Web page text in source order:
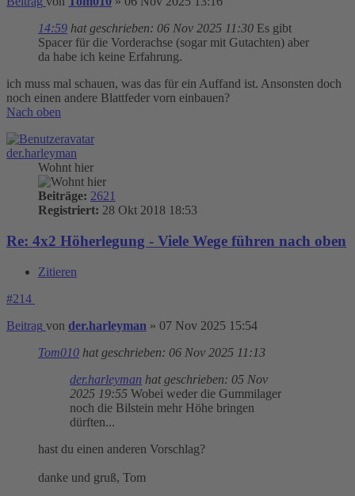
14:59 hat geschrieben: 06 Nov 2025 11:30 Es gibt
Spacer für die Vorderachse (sogar mit Gutachten) aber
da habe ich keine Erfahrung.
ich muss mal schauen, was das für ein Auffand ist. Ansonsten doch
noch einen andere Blattfeder vorn einbauen?
Nach oben
der.harleyman
Wohnt hier
Beiträge: 2621
Registriert: 28 Okt 2018 18:53
Re: 4x2 Höherlegung - Viele Wege führen nach oben
Zitieren
#214
Beitrag von der.harleyman » 07 Nov 2025 15:54
Tom010 hat geschrieben: 06 Nov 2025 11:13
der.harleyman hat geschrieben: 05 Nov
2025 19:55 Wobei weder die Gummilager
noch die Bilstein mehr Höhe bringen
dürften...
hast du einen anderen Vorschlag?
danke und gruß, Tom